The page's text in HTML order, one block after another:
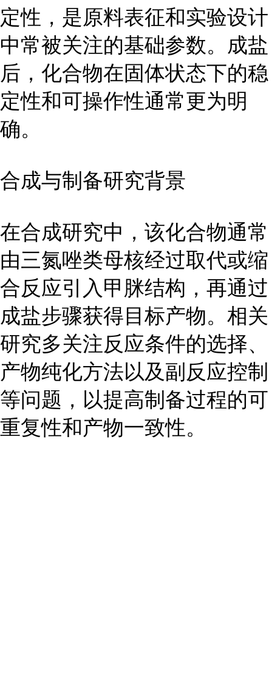
定性，是原料表征和实验设计
中常被关注的基础参数。成盐
后，化合物在固体状态下的稳
定性和可操作性通常更为明
确。
合成与制备研究背景
在合成研究中，该化合物通常
由三氮唑类母核经过取代或缩
合反应引入甲脒结构，再通过
成盐步骤获得目标产物。相关
研究多关注反应条件的选择、
产物纯化方法以及副反应控制
等问题，以提高制备过程的可
重复性和产物一致性。